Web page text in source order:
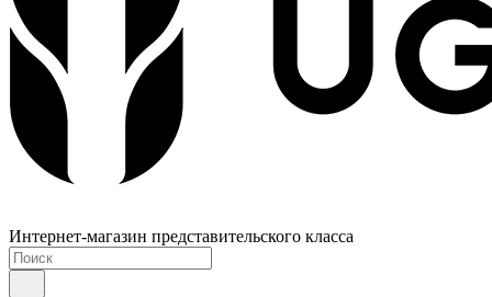
Интернет-магазин представительского класса